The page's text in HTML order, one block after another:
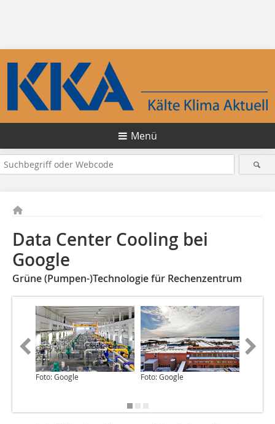
Menü
Data Center Cooling bei
Google
Grüne (Pumpen-)Technologie für Rechenzentrum
Foto: Google Foto: Google